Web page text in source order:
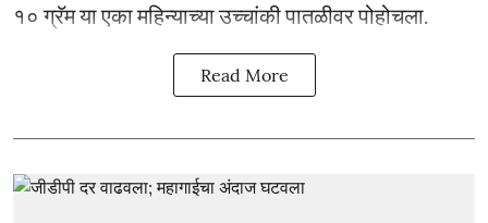
१० ग्रॅम या एका महिन्याच्या उच्चांकी पातळीवर पोहोचला.
Read More